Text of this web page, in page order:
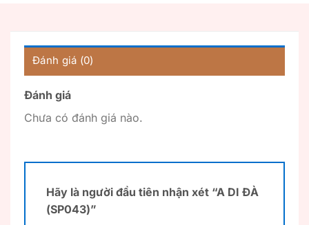
Đánh giá (0)
Đánh giá
Chưa có đánh giá nào.
Hãy là người đầu tiên nhận xét “A DI ĐÀ
(SP043)”